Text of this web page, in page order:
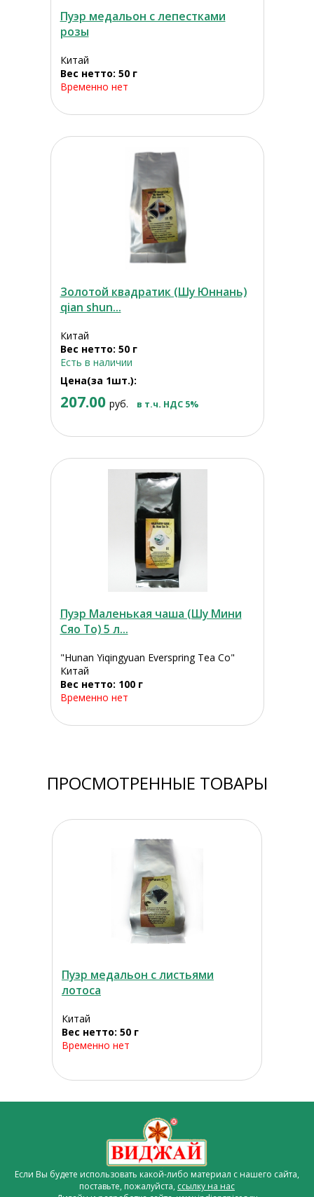
Пуэр медальон с лепестками
розы
Китай
Вес нетто: 50 г
Временно нет
Золотой квадратик (Шу Юннань)
qian shun...
Китай
Вес нетто: 50 г
Есть в наличии
Цена(за 1шт.):
207.00 руб. в т.ч. НДС 5%
Пуэр Маленькая чаша (Шу Мини
Сяо То) 5 л...
"Hunan Yiqingyuan Everspring Tea Co"
Китай
Вес нетто: 100 г
Временно нет
ПРОСМОТРЕННЫЕ ТОВАРЫ
Пуэр медальон с листьями
лотоса
Китай
Вес нетто: 50 г
Временно нет
Если Вы будете использовать какой-либо материал с нашего сайта,
поставьте, пожалуйста, ссылку на нас